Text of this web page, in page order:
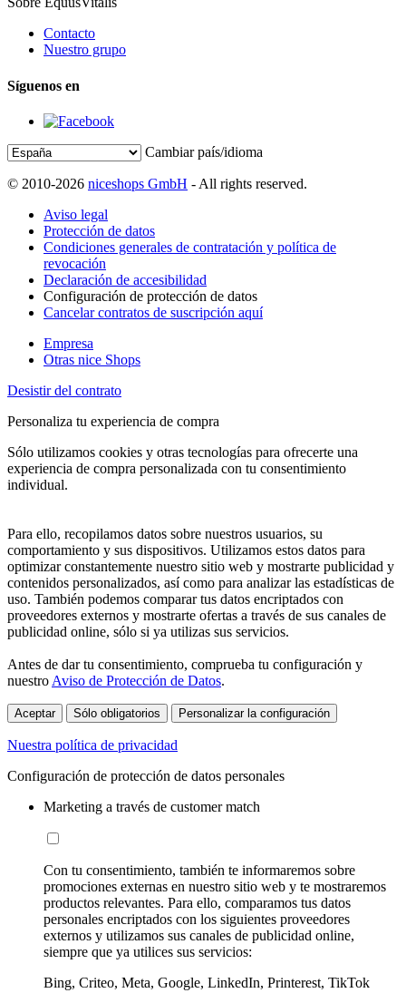
Contacto
Nuestro grupo
Síguenos en
Cambiar país/idioma
© 2010-2026 niceshops GmbH - All rights reserved.
Aviso legal
Protección de datos
Condiciones generales de contratación y política de
revocación
Declaración de accesibilidad
Configuración de protección de datos
Cancelar contratos de suscripción aquí
Empresa
Otras nice Shops
Desistir del contrato
Personaliza tu experiencia de compra
Sólo utilizamos cookies y otras tecnologías para ofrecerte una
experiencia de compra personalizada con tu consentimiento
individual.
Para ello, recopilamos datos sobre nuestros usuarios, su
comportamiento y sus dispositivos. Utilizamos estos datos para
optimizar constantemente nuestro sitio web y mostrarte publicidad y
contenidos personalizados, así como para analizar las estadísticas de
uso. También podemos comparar tus datos encriptados con
proveedores externos y mostrarte ofertas a través de sus canales de
publicidad online, sólo si ya utilizas sus servicios.
Antes de dar tu consentimiento, comprueba tu configuración y
nuestro Aviso de Protección de Datos.
Aceptar Sólo obligatorios Personalizar la configuración
Nuestra política de privacidad
Configuración de protección de datos personales
Marketing a través de customer match
Con tu consentimiento, también te informaremos sobre
promociones externas en nuestro sitio web y te mostraremos
productos relevantes. Para ello, comparamos tus datos
personales encriptados con los siguientes proveedores
externos y utilizamos sus canales de publicidad online,
siempre que ya utilices sus servicios:
Bing, Criteo, Meta, Google, LinkedIn, Printerest, TikTok